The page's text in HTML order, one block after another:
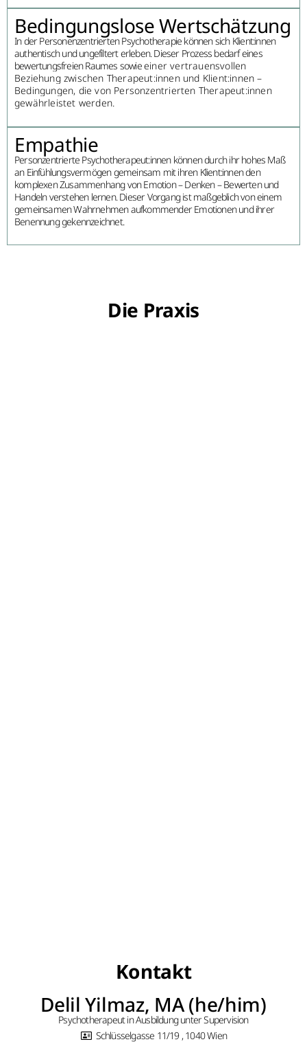
Bedingungslose Wertschätzung
In der Personenzentrierten Psychotherapie können sich Klient:innen
authentisch und ungefiltert erleben. Dieser Prozess bedarf eines
bewertungsfreien Raumes sowieeiner vertrauensvollen
Beziehung zwischen Therapeut:innen und Klient:innen –
Bedingungen, die von Personzentrierten Therapeut:innen
gewährleistet werden.
Empathie
Personzentrierte Psychotherapeut:innen können durch ihr hohes Maß
an Einfühlungsvermögen gemeinsam mit ihren Klient:innen den
komplexen Zusammenhang von Emotion – Denken – Bewerten und
Handeln verstehen lernen. Dieser Vorgang ist maßgeblich von einem
gemeinsamen Wahrnehmen aufkommender Emotionen und ihrer
Benennung gekennzeichnet.
Die Praxis
Kontakt
Delil Yilmaz, MA (he/him)
Psychotherapeut in Ausbildung unter Supervision
Schlüsselgasse 11/19 , 1040 Wien